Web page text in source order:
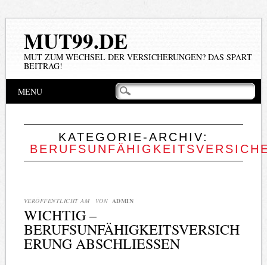
MUT99.DE
MUT ZUM WECHSEL DER VERSICHERUNGEN? DAS SPART
BEITRAG!
Hauptmenü
Inhalt
MENU
KATEGORIE-ARCHIV:
VERÖFFENTLICHT AM VON ADMIN
WICHTIG –
BERUFSUNFÄHIGKEITSVERSICH
ERUNG ABSCHLIESSEN